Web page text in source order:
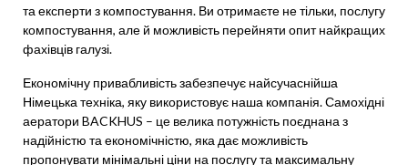
та експерти з компостування. Ви отримаєте не тільки, послугу
компостування, але й можливість перейняти опит найкращих
фахівців галузі.
Економічну привабливість забезпечує найсучаснійша
Німецька техніка, яку використовує наша компанія. Самохідні
аератори BACKHUS – це велика потужність поєднана з
надійністю та економічністю, яка дає можливість
пропонувати мінімальні ціни на послугу та максимальну